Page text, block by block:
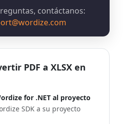
contáctanos:
PDF a XLSX en
for .NET al proyecto
SDK a su proyecto